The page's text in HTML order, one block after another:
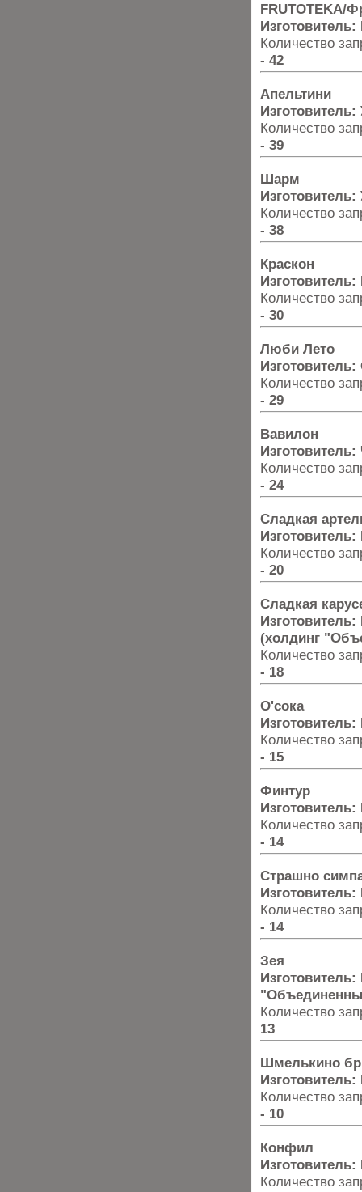
FRUTOTEKA/
Количество
- 42
Апельтини
Количество
- 39
Шарм
Количество
- 38
Краскон
Количество
- 30
Люби Лето
Количество
- 29
Вавилон
Количество
- 24
Сладкая
Количество
- 20
Сладкая
(холдинг
Количество
- 18
О'сока
Количество
- 15
Финтур
Количество
- 14
Страшно
Количество
- 14
Зея
Количество
13
Шмелькино
Количество
- 10
Конфил
Количество